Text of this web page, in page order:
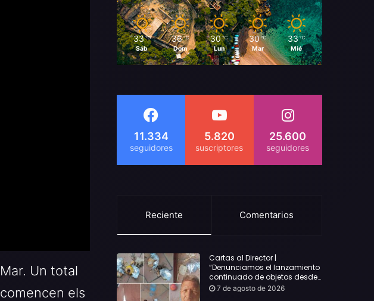
Un total
els
33 ℃
Sáb
36 ℃
Dom
30 ℃
Lun
30 ℃
Mar
33 ℃
Mié
11.334 5.820 25.600
Reciente Comentarios
Cartas al Director |
“Denunciamos el lanzamiento
continuado de objetos desde
alojamientos turísticos a
7 de agosto de 2026